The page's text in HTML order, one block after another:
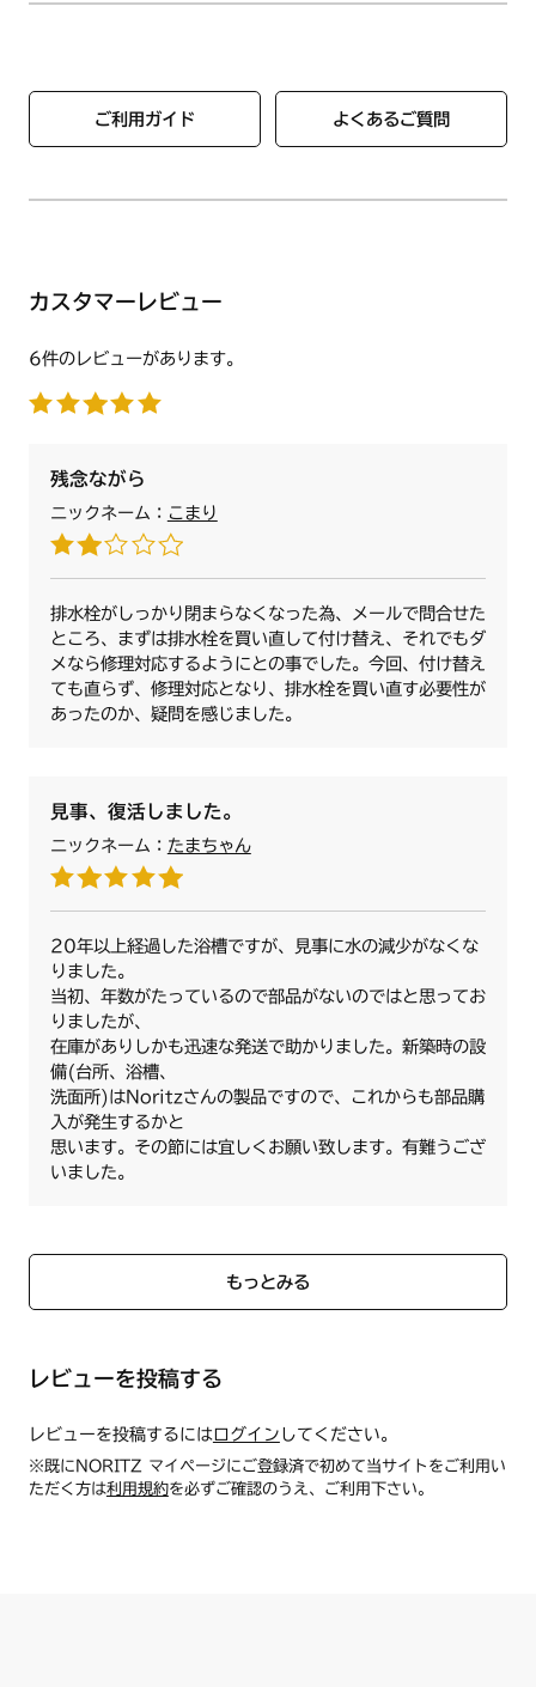
ご利用ガイド よくあるご質問
カスタマーレビュー
6件のレビューがあります。
残念ながら
ニックネーム： こまり
排水栓がしっかり閉まらなくなった為、メールで問合せた
ところ、まずは排水栓を買い直して付け替え、それでもダ
メなら修理対応するようにとの事でした。今回、付け替え
ても直らず、修理対応となり、排水栓を買い直す必要性が
あったのか、疑問を感じました。
見事、復活しました。
ニックネーム： たまちゃん
20年以上経過した浴槽ですが、見事に水の減少がなくな
りました。
当初、年数がたっているので部品がないのではと思ってお
りましたが、
在庫がありしかも迅速な発送で助かりました。新築時の設
備(台所、浴槽、
洗面所)はNoritzさんの製品ですので、これからも部品購
入が発生するかと
思います。その節には宜しくお願い致します。有難うござ
いました。
もっとみる
レビューを投稿する
レビューを投稿するにはログイン してください。
※既にNORITZ マイページにご登録済で初めて当サイトをご利用い
ただく方は利用規約を必ずご確認のうえ、ご利用下さい。